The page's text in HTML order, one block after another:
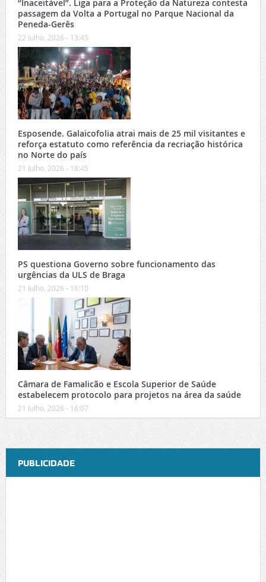
“Inaceitável”. Liga para a Proteção da Natureza contesta
passagem da Volta a Portugal no Parque Nacional da
Peneda-Gerês
22 Julho, 2026 - 13:45
Esposende. Galaicofolia atrai mais de 25 mil visitantes e
reforça estatuto como referência da recriação histórica
no Norte do país
21 Julho, 2026 - 18:45
PS questiona Governo sobre funcionamento das
urgências da ULS de Braga
21 Julho, 2026 - 16:10
Câmara de Famalicão e Escola Superior de Saúde
estabelecem protocolo para projetos na área da saúde
21 Julho, 2026 - 16:07
PUBLICIDADE